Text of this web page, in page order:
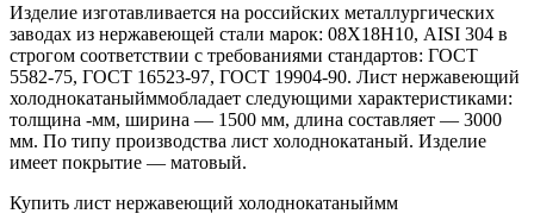
Изделие изготавливается на российских металлургических
заводах из нержавеющей стали марок: 08Х18Н10, AISI 304 в
строгом соответствии с требованиями стандартов: ГОСТ
5582-75, ГОСТ 16523-97, ГОСТ 19904-90. Лист нержавеющий
холоднокатаныйммобладает следующими характеристиками:
толщина -мм, ширина — 1500 мм, длина составляет — 3000
мм. По типу производства лист холоднокатаный. Изделие
имеет покрытие — матовый.
Купить лист нержавеющий холоднокатаныймм